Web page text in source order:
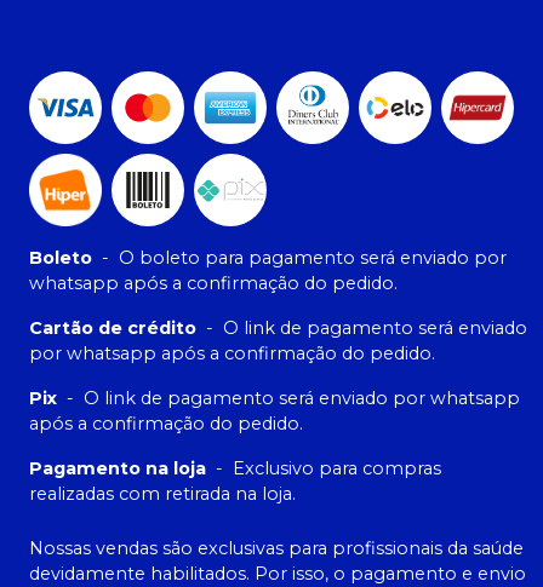
Boleto - O boleto para pagamento será enviado por
whatsapp após a confirmação do pedido.
Cartão de crédito - O link de pagamento será enviado
por whatsapp após a confirmação do pedido.
Pix - O link de pagamento será enviado por whatsapp
após a confirmação do pedido.
Pagamento na loja -
Exclusivo para compras
realizadas com retirada na loja.
Nossas vendas são exclusivas para profissionais da saúde
devidamente habilitados. Por isso, o pagamento e envio